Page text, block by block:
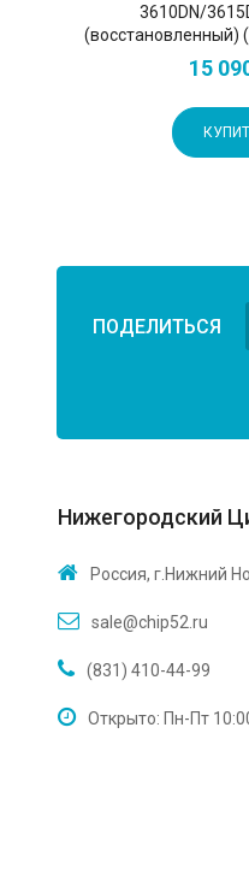
3610DN/
(восстановленный)
15
ПОДЕЛИТЬСЯ
Нижегородский
Россия, г.Нижний
sale@chip52.ru
(831) 410-44-99
Открыто: Пн-Пт